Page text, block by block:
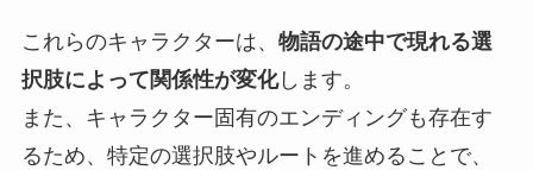
これらのキャラクターは、 物語の途中で現れる選
択肢によって関係性が変化します。
また、キャラクター固有のエンディングも存在す
るため、特定の選択肢やルートを進めることで、